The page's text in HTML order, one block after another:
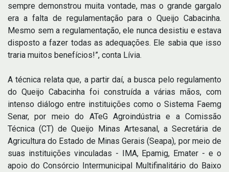
sempre demonstrou muita vontade, mas o grande gargalo
era a falta de regulamentação para o Queijo Cabacinha.
Mesmo sem a regulamentação, ele nunca desistiu e estava
disposto a fazer todas as adequações. Ele sabia que isso
traria muitos benefícios!”, conta Lívia.
A técnica relata que, a partir daí, a busca pelo regulamento
do Queijo Cabacinha foi construída a várias mãos, com
intenso diálogo entre instituições como o Sistema Faemg
Senar, por meio do ATeG Agroindústria e a Comissão
Técnica (CT) de Queijo Minas Artesanal, a Secretária de
Agricultura do Estado de Minas Gerais (Seapa), por meio de
suas instituições vinculadas - IMA, Epamig, Emater - e o
apoio do Consórcio Intermunicipal Multifinalitário do Baixo